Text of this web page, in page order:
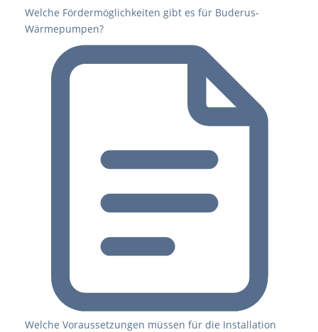
Welche Fördermöglichkeiten gibt es für Buderus-
Wärmepumpen?
Welche Voraussetzungen müssen für die Installation